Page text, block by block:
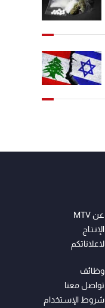
عن MTV
الإنـتـاج
لاعلاناتكم
وظائف
تواصل معنا
شروط الإسـتخدام